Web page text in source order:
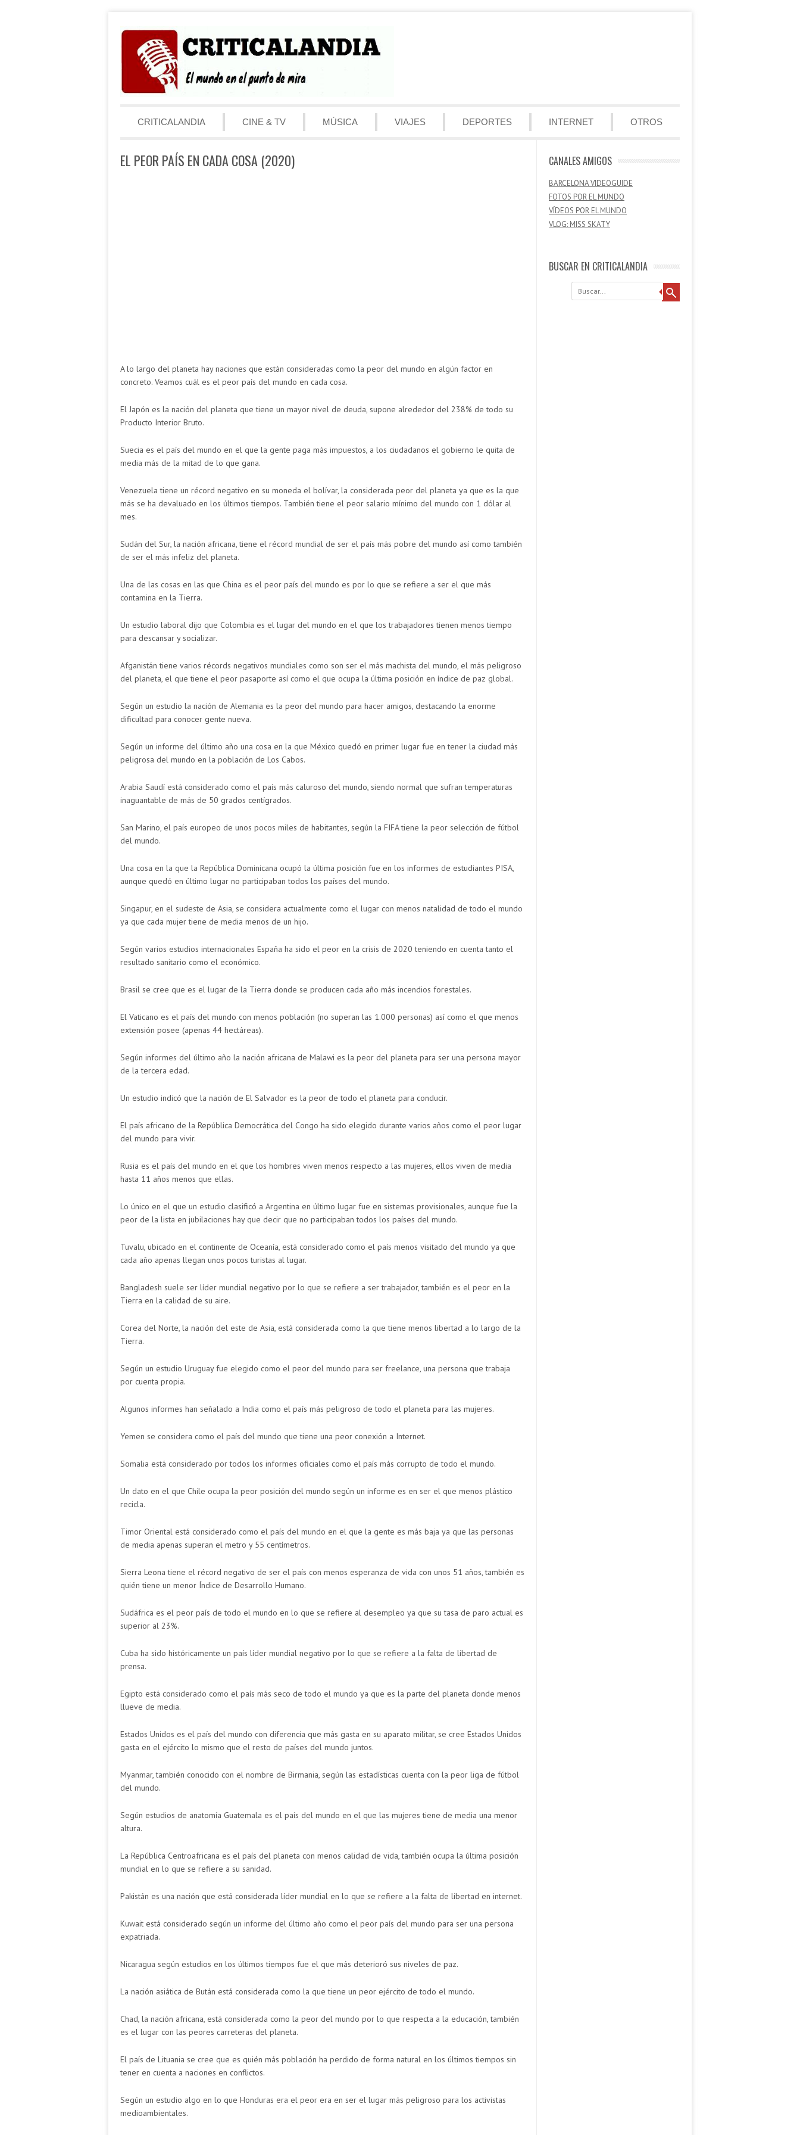
Menú
CRITICALANDIA
CINE & TV MÚSICA VIAJES DEPORTES INTERNET OTROS
EL PEOR PAÍS EN CADA COSA (2020)
A lo largo del planeta hay naciones que están consideradas como la peor del mundo en algún factor en
concreto. Veamos cuál es el peor país del mundo en cada cosa.
El Japón es la nación del planeta que tiene un mayor nivel de deuda, supone alrededor del 238% de todo su
Producto Interior Bruto.
Suecia es el país del mundo en el que la gente paga más impuestos, a los ciudadanos el gobierno le quita de
media más de la mitad de lo que gana.
Venezuela tiene un récord negativo en su moneda el bolívar, la considerada peor del planeta ya que es la que
más se ha devaluado en los últimos tiempos. También tiene el peor salario mínimo del mundo con 1 dólar al
mes.
Sudán del Sur, la nación africana, tiene el récord mundial de ser el país más pobre del mundo así como también
de ser el más infeliz del planeta.
Una de las cosas en las que China es el peor país del mundo es por lo que se refiere a ser el que más
contamina en la Tierra.
Un estudio laboral dijo que Colombia es el lugar del mundo en el que los trabajadores tienen menos tiempo
para descansar y socializar.
Afganistán tiene varios récords negativos mundiales como son ser el más machista del mundo, el más peligroso
del planeta, el que tiene el peor pasaporte así como el que ocupa la última posición en índice de paz global.
Según un estudio la nación de Alemania es la peor del mundo para hacer amigos, destacando la enorme
dificultad para conocer gente nueva.
Según un informe del último año una cosa en la que México quedó en primer lugar fue en tener la ciudad más
peligrosa del mundo en la población de Los Cabos.
Arabia Saudí está considerado como el país más caluroso del mundo, siendo normal que sufran temperaturas
inaguantable de más de 50 grados centígrados.
San Marino, el país europeo de unos pocos miles de habitantes, según la FIFA tiene la peor selección de fútbol
del mundo.
Una cosa en la que la República Dominicana ocupó la última posición fue en los informes de estudiantes PISA,
aunque quedó en último lugar no participaban todos los países del mundo.
Singapur, en el sudeste de Asia, se considera actualmente como el lugar con menos natalidad de todo el mundo
ya que cada mujer tiene de media menos de un hijo.
Según varios estudios internacionales España ha sido el peor en la crisis de 2020 teniendo en cuenta tanto el
resultado sanitario como el económico.
Brasil se cree que es el lugar de la Tierra donde se producen cada año más incendios forestales.
El Vaticano es el país del mundo con menos población (no superan las 1.000 personas) así como el que menos
extensión posee (apenas 44 hectáreas).
Según informes del último año la nación africana de Malawi es la peor del planeta para ser una persona mayor
de la tercera edad.
Un estudio indicó que la nación de El Salvador es la peor de todo el planeta para conducir.
El país africano de la República Democrática del Congo ha sido elegido durante varios años como el peor lugar
del mundo para vivir.
Rusia es el país del mundo en el que los hombres viven menos respecto a las mujeres, ellos viven de media
hasta 11 años menos que ellas.
Lo único en el que un estudio clasificó a Argentina en último lugar fue en sistemas provisionales, aunque fue la
peor de la lista en jubilaciones hay que decir que no participaban todos los países del mundo.
Tuvalu, ubicado en el continente de Oceanía, está considerado como el país menos visitado del mundo ya que
cada año apenas llegan unos pocos turistas al lugar.
Bangladesh suele ser líder mundial negativo por lo que se refiere a ser trabajador, también es el peor en la
Tierra en la calidad de su aire.
Corea del Norte, la nación del este de Asia, está considerada como la que tiene menos libertad a lo largo de la
Tierra.
Según un estudio Uruguay fue elegido como el peor del mundo para ser freelance, una persona que trabaja
por cuenta propia.
Algunos informes han señalado a India como el país más peligroso de todo el planeta para las mujeres.
Yemen se considera como el país del mundo que tiene una peor conexión a Internet.
Somalia está considerado por todos los informes oficiales como el país más corrupto de todo el mundo.
Un dato en el que Chile ocupa la peor posición del mundo según un informe es en ser el que menos plástico
recicla.
Timor Oriental está considerado como el país del mundo en el que la gente es más baja ya que las personas
de media apenas superan el metro y 55 centímetros.
Sierra Leona tiene el récord negativo de ser el país con menos esperanza de vida con unos 51 años, también es
quién tiene un menor Índice de Desarrollo Humano.
Sudáfrica es el peor país de todo el mundo en lo que se refiere al desempleo ya que su tasa de paro actual es
superior al 23%.
Cuba ha sido históricamente un país líder mundial negativo por lo que se refiere a la falta de libertad de
prensa.
Egipto está considerado como el país más seco de todo el mundo ya que es la parte del planeta donde menos
llueve de media.
Estados Unidos es el país del mundo con diferencia que más gasta en su aparato militar, se cree Estados Unidos
gasta en el ejército lo mismo que el resto de países del mundo juntos.
Myanmar, también conocido con el nombre de Birmania, según las estadísticas cuenta con la peor liga de fútbol
del mundo.
Según estudios de anatomía Guatemala es el país del mundo en el que las mujeres tiene de media una menor
altura.
La República Centroafricana es el país del planeta con menos calidad de vida, también ocupa la última posición
mundial en lo que se refiere a su sanidad.
Pakistán es una nación que está considerada líder mundial en lo que se refiere a la falta de libertad en internet.
Kuwait está considerado según un informe del último año como el peor país del mundo para ser una persona
expatriada.
Nicaragua según estudios en los últimos tiempos fue el que más deterioró sus niveles de paz.
La nación asiática de Bután está considerada como la que tiene un peor ejército de todo el mundo.
Chad, la nación africana, está considerada como la peor del mundo por lo que respecta a la educación, también
es el lugar con las peores carreteras del planeta.
El país de Lituania se cree que es quién más población ha perdido de forma natural en los últimos tiempos sin
tener en cuenta a naciones en conflictos.
Según un estudio algo en lo que Honduras era el peor era en ser el lugar más peligroso para los activistas
medioambientales.
CANALES AMIGOS
BARCELONA VIDEOGUIDE
FOTOS POR EL MUNDO
VÍDEOS POR EL MUNDO
VLOG: MISS SKATY
BUSCAR EN CRITICALANDIA
Buscar